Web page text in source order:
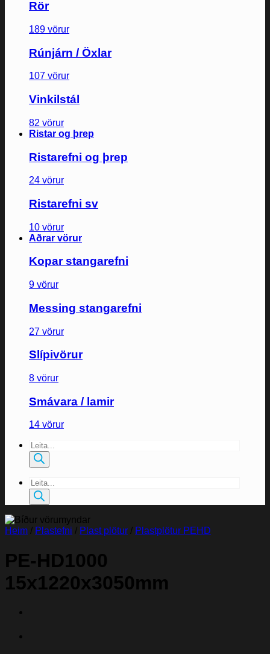
Rör
189 vörur
Rúnjárn / Öxlar
107 vörur
Vinkilstál
82 vörur
Ristar og þrep
Ristarefni og þrep
24 vörur
Ristarefni sv
10 vörur
Aðrar vörur
Kopar stangarefni
9 vörur
Messing stangarefni
27 vörur
Slípivörur
8 vörur
Smávara / lamir
14 vörur
Products
search
Products
search
Heim / Plastefni / Plast plötur / Plastplötur PEHD
PE-HD1000
15x1220x3050mm